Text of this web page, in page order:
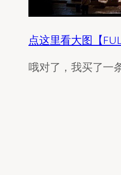
点这里看大图【
哦对了，我买了一